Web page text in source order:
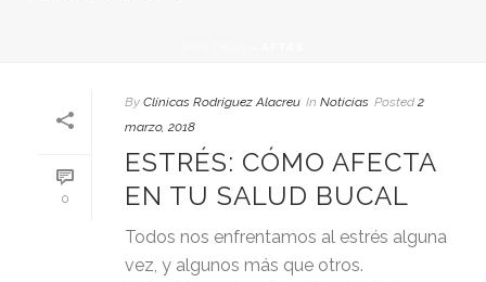
0
By Clínicas Rodríguez Alacreu In Noticias Posted 2
marzo, 2018
ESTRÉS: CÓMO AFECTA
EN TU SALUD BUCAL
Todos nos enfrentamos al estrés alguna
vez, y algunos más que otros.